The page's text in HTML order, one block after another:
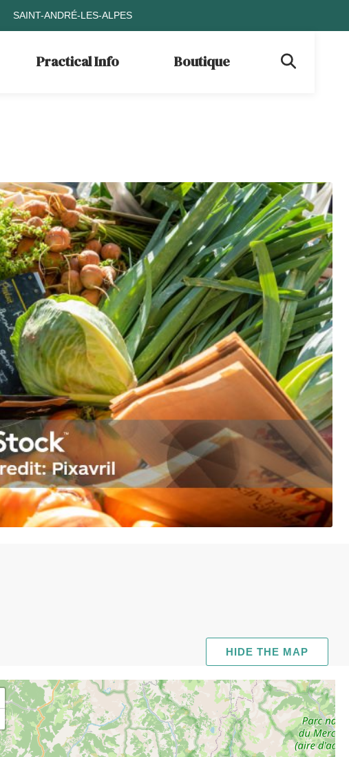
SAINT-ANDRÉ-LES-ALPES
Practical Info Boutique
HIDE THE MAP